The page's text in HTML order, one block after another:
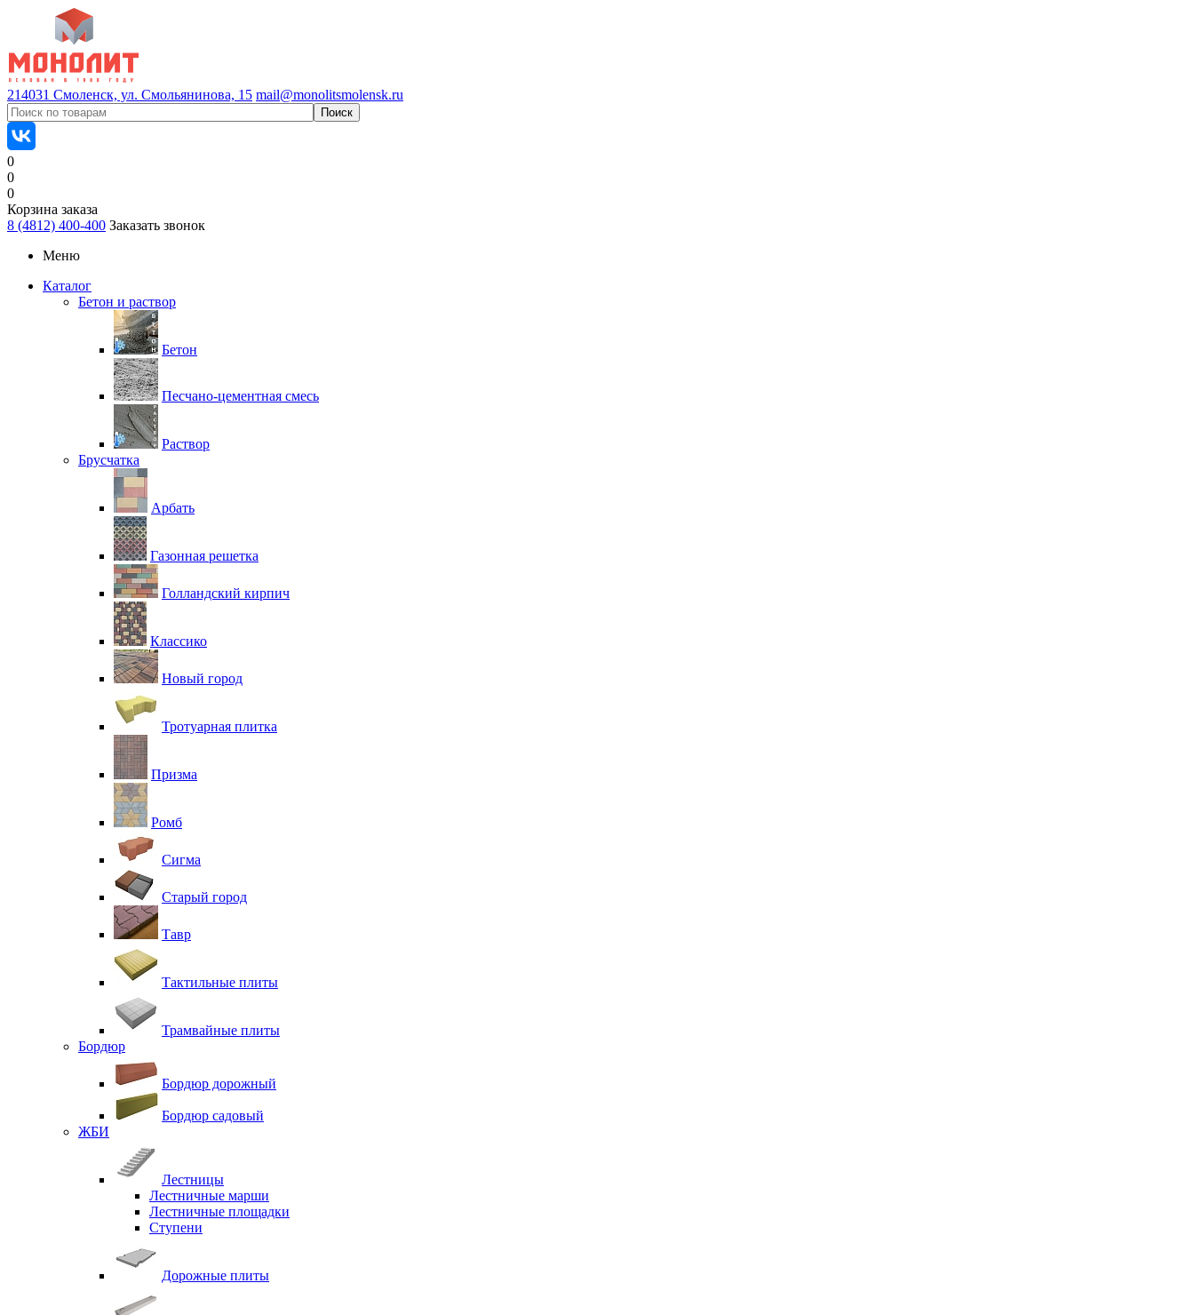
214031 Смоленск, ул. Смольянинова, 15 mail@monolitsmolensk.ru
0
0
0
Корзина заказа
8 (4812) 400-400 Заказать звонок
Меню
Каталог
Бетон и раствор
Бетон
Песчано-цементная смесь
Раствор
Брусчатка
Арбать
Газонная решетка
Голландский кирпич
Классико
Новый город
Тротуарная плитка
Призма
Ромб
Сигма
Старый город
Тавр
Тактильные плиты
Трамвайные плиты
Бордюр
Бордюр дорожный
Бордюр садовый
ЖБИ
Лестницы
Лестничные марши
Лестничные площадки
Ступени
Дорожные плиты